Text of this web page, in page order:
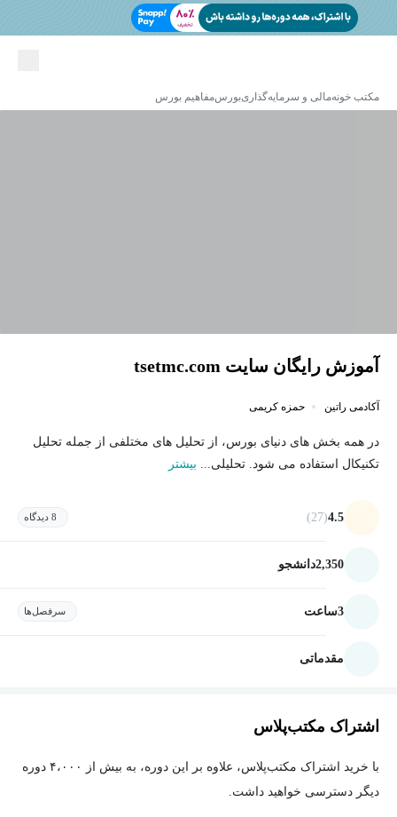
مکتب خونهمالی و سرمایه‌گذاریبورسمفاهیم بورس
آموزش رایگان سایت tsetmc.com
آکادمی راتین حمزه کریمی
در همه بخش های دنیای بورس، از تحلیل های مختلفی از جمله تحلیل
تکنیکال استفاده می شود. تحلیلی... بیشتر
4.5
(27) 8 دیدگاه
2,350دانشجو
3ساعت سرفصل‌ها
مقدماتی
اشتراک مکتب‌پلاس
با خرید اشتراک مکتب‌پلاس، علاوه بر این دوره، به بیش از ۴،۰۰۰ دوره
دیگر دسترسی خواهید داشت.